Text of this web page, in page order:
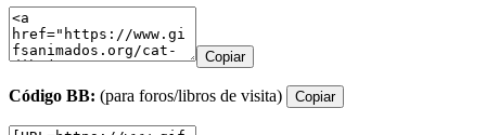
Copiar
Código BB: (para foros/libros de visita) Copiar